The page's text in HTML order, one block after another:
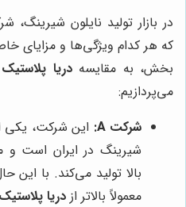
در بازار تولید نایلون
که هر کدام ویژگی‌ها و مزایای
بخش، به مقایسهدریا پلاستیک
می‌پردازیم:
شرکت A:
این شرکت، یکی
شیرینگ در ایران است و
بالا تولید می‌کند. با
معمولاً بالاتر از دریا پلاستیک